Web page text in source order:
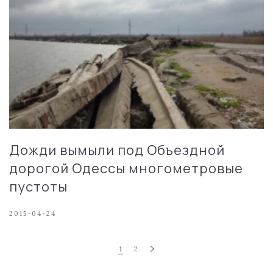
Дожди вымыли под Объездной
дорогой Одессы многометровые
пустоты
2015-04-24
1 2